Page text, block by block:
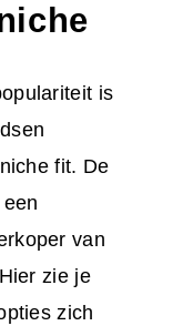
is
fit. De
van
zie je
zich